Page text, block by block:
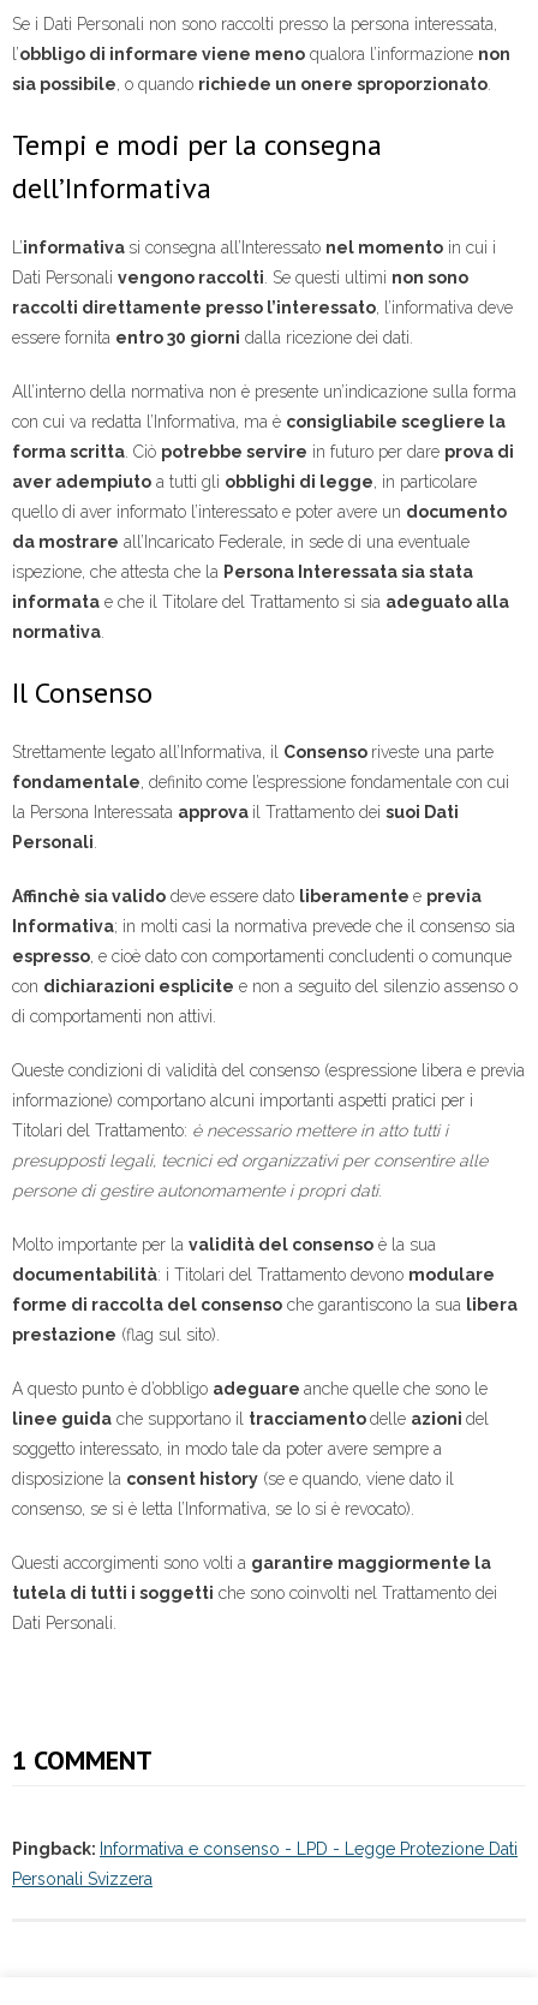
Se i Dati Personali non sono raccolti presso la persona interessata,
l’obbligo di informare viene meno qualora l’informazione non
sia possibile , o quando richiede un onere sproporzionato
Tempi e modi per la consegna
dell’Informativa
L’informativa si consegna all’Interessato nel momento in cui i
Dati Personali vengono raccolti . Se questi ultimi non sono
raccolti direttamente presso l’interessato , l’informativa deve
essere fornita entro 30 giorni dalla ricezione dei dati.
All’interno della normativa non è presente un’indicazione sulla forma
con cui va redatta l’Informativa, ma è consigliabile scegliere la
forma scritta . Ciò potrebbe servire in futuro per dare prova di
aver adempiuto a tutti gli obblighi di legge , in particolare
quello di aver informato l’interessato e poter avere un documento
da mostrare all’Incaricato Federale, in sede di una eventuale
ispezione, che attesta che la Persona Interessata sia stata
informata e che il Titolare del Trattamento si sia adeguato alla
normativa
Il Consenso
Strettamente legato all’Informativa, il Consenso riveste una parte
fondamentale, definito come l’espressione fondamentale con cui
la Persona Interessata approva il Trattamento dei suoi Dati
Personali.
Affinchè sia valido deve essere dato liberamente e previa
Informativa; in molti casi la normativa prevede che il consenso sia
espresso, e cioè dato con comportamenti concludenti o comunque
con dichiarazioni esplicite e non a seguito del silenzio assenso o
di comportamenti non attivi.
Queste condizioni di validità del consenso (espressione libera e previa
informazione) comportano alcuni importanti aspetti pratici per i
Titolari del Trattamento: è necessario mettere in atto tutti i
presupposti legali, tecnici ed organizzativi per consentire alle
persone di gestire autonomamente i propri dati.
Molto importante per la validità del consenso è la sua
documentabilità: i Titolari del Trattamento devono modulare
forme di raccolta del consenso che garantiscono la sua libera
prestazione (flag sul sito).
A questo punto è d’obbligo adeguare anche quelle che sono le
linee guida che supportano il tracciamentodelle azioni del
soggetto interessato, in modo tale da poter avere sempre a
disposizione la consent history (se e quando, viene dato il
consenso, se si è letta l’Informativa, se lo si è revocato).
Questi accorgimenti sono volti a garantire maggiormente la
tutela di tutti i soggetti che sono coinvolti nel Trattamento dei
Dati Personali.
1 COMMENT
Pingback: Informativa e consenso - LPD - Legge Protezione Dati
Personali Svizzera